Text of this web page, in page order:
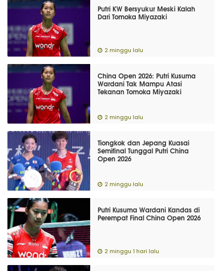
Putri KW Bersyukur Meski Kalah
Dari Tomoka Miyazaki
2 minggu lalu
China Open 2026: Putri Kusuma
Wardani Tak Mampu Atasi
Tekanan Tomoka Miyazaki
2 minggu lalu
Tiongkok dan Jepang Kuasai
Semifinal Tunggal Putri China
Open 2026
2 minggu lalu
Putri Kusuma Wardani Kandas di
Perempat Final China Open 2026
2 minggu 1 hari lalu